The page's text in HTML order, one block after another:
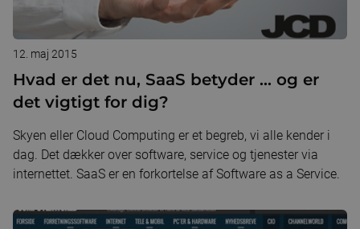
12. maj 2015
Hvad er det nu, SaaS betyder ... og er
det vigtigt for dig?
Skyen eller Cloud Computing er et begreb, vi alle kender i
dag. Det dækker over software, service og tjenester via
internettet. SaaS er en forkortelse af Software as a Service.